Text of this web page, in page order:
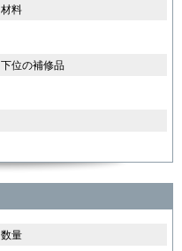
材料
下位の補修品
数量